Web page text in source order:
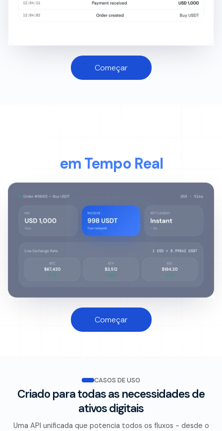
Começar
em Tempo Real
Começar
CASOS DE USO
Criado para todas as necessidades de
ativos digitais
Uma API unificada que potencia todos os fluxos - desde o